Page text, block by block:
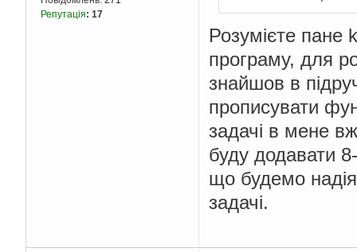
Репутація: 17
Розумієте пане
програму, для
знайшов в
прописувати
задачі в мене
буду додавати
що будемо
задачі.